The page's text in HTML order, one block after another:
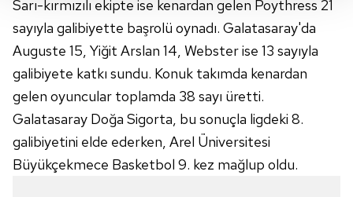
takdirde, kullanıcılara hedefli reklamlar
gösterilmeyecektir."
Sizlere daha iyi bir hizmet sunabilmek için İnternet
Sitemizde kendimize ve üçüncü kişilere ait çerezler
kullanılmaktadır. Bu çerezler vasıtasıyla çeşitli kişisel
verileriniz işlenmekte olup gerekli olan çerezler bilgi
toplumu hizmetlerinin sunulması amacıyla
kullanılmaktadır. Diğer çerezler, sitemizin daha işlevsel
Sarı-kırmızılı ekipte ise kenardan gelen Poythress 21
sayıyla galibiyette başrolü oynadı. Galatasaray'da
Auguste 15, Yiğit Arslan 14, Webster ise 13 sayıyla
galibiyete katkı sundu. Konuk takımda kenardan
gelen oyuncular toplamda 38 sayı üretti.
Galatasaray Doğa Sigorta, bu sonuçla ligdeki 8.
galibiyetini elde ederken, Arel Üniversitesi
Büyükçekmece Basketbol 9. kez mağlup oldu.